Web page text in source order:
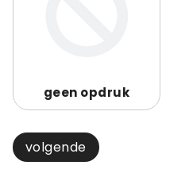
geen opdruk
volgende